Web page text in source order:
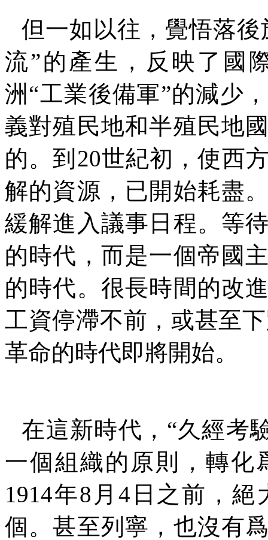
但一如以往，覺悟落
流”的產生，反映了國
洲 “工業後備軍”的減少
義對殖民地和半殖民地
的。到 20世紀初，使西
解的資源，已開始耗盡
緩解進入議事日程。等
的時代，而是一個帝國
的時代。很長時間的改
工資停滯不前，或甚至
革命的時代即將開始。
在這新時代， “久經考
一個組織的原則，轉化
1914年8 月 4 日之前，
個。甚至列寧，也沒有